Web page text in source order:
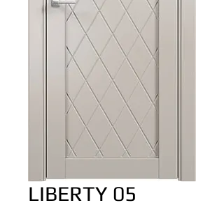
LIBERTY 05